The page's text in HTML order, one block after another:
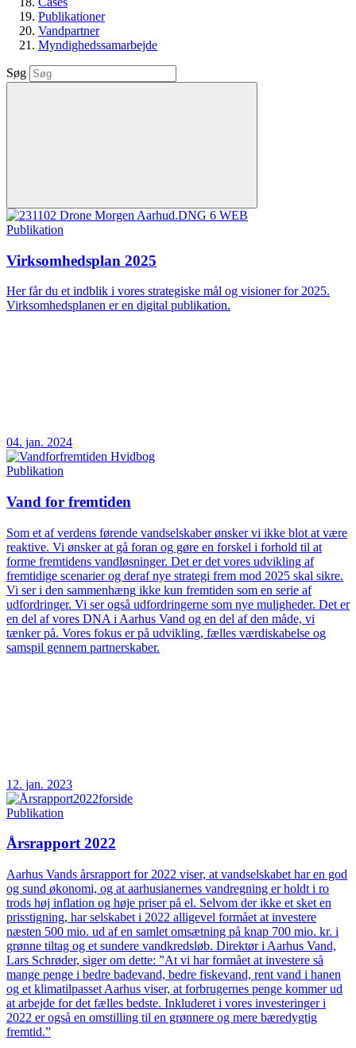
Publikationer
Vandpartner
Myndighedssamarbejde
Søg
Publikation
Virksomhedsplan 2025
Her får du et indblik i vores strategiske mål og visioner for 2025.
Virksomhedsplanen er en digital publikation.
04. jan. 2024
Publikation
Vand for fremtiden
Som et af verdens førende vandselskaber ønsker vi ikke blot at være
reaktive. Vi ønsker at gå foran og gøre en forskel i forhold til at
forme fremtidens vandløsninger. Det er det vores udvikling af
fremtidige scenarier og deraf nye strategi frem mod 2025 skal sikre.
Vi ser i den sammenhæng ikke kun fremtiden som en serie af
udfordringer. Vi ser også udfordringerne som nye muligheder. Det er
en del af vores DNA i Aarhus Vand og en del af den måde, vi
tænker på. Vores fokus er på udvikling, fælles værdiskabelse og
samspil gennem partnerskaber.
12. jan. 2023
Publikation
Årsrapport 2022
Aarhus Vands årsrapport for 2022 viser, at vandselskabet har en god
og sund økonomi, og at aarhusianernes vandregning er holdt i ro
trods høj inflation og høje priser på el. Selvom der ikke et sket en
prisstigning, har selskabet i 2022 alligevel formået at investere
næsten 500 mio. ud af en samlet omsætning på knap 700 mio. kr. i
grønne tiltag og et sundere vandkredsløb. Direktør i Aarhus Vand,
Lars Schrøder, siger om dette: ”At vi har formået at investere så
mange penge i bedre badevand, bedre fiskevand, rent vand i hanen
og et klimatilpasset Aarhus viser, at forbrugernes penge kommer ud
at arbejde for det fælles bedste. Inkluderet i vores investeringer i
2022 er også en omstilling til en grønnere og mere bæredygtig
fremtid.”